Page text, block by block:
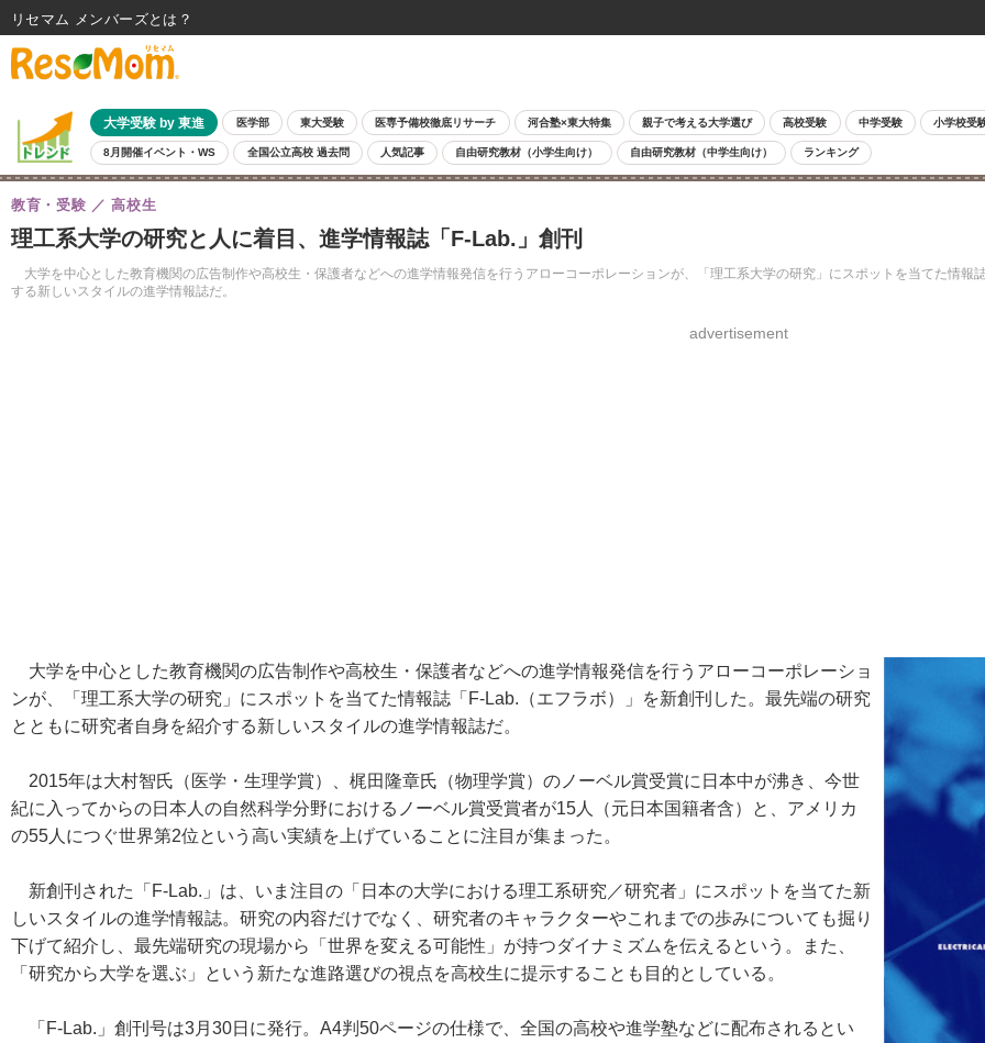
大学受験 by 東進 医学部 東大受験 医専予備校徹底リサーチ 河合塾×東大特集 親子で考える大学選び 高校受験 中学受験 小学校受
8月開催イベント・WS 全国公立高校 過去問 人気記事 自由研究教材（小学生向け） 自由研究教材（中学生向け） ランキング
理工系大学の研究と人に着目、進学情報誌「F-Lab.」創刊
大学を中心とした教育機関の広告制作や高校生・保護者などへの進学情報発信を行うアローコーポレーションが、「理工系大学の研究」にスポットを当てた情
する新しいスタイルの進学情報誌だ。
教育・受験 高校生
advertisement
大学を中心とした教育機関の広告制作や高校生・保護者などへの進学情報発信を行うアローコーポレーショ
ンが、「理工系大学の研究」にスポットを当てた情報誌「F-Lab.（エフラボ）」を新創刊した。最先端の研究
とともに研究者自身を紹介する新しいスタイルの進学情報誌だ。
2015年は大村智氏（医学・生理学賞）、梶田隆章氏（物理学賞）のノーベル賞受賞に日本中が沸き、今世
紀に入ってからの日本人の自然科学分野におけるノーベル賞受賞者が15人（元日本国籍者含）と、アメリカ
の55人につぐ世界第2位という高い実績を上げていることに注目が集まった。
新創刊された「F-Lab.」は、いま注目の「日本の大学における理工系研究／研究者」にスポットを当てた新
しいスタイルの進学情報誌。研究の内容だけでなく、研究者のキャラクターやこれまでの歩みについても掘り
下げて紹介し、最先端研究の現場から「世界を変える可能性」が持つダイナミズムを伝えるという。また、
「研究から大学を選ぶ」という新たな進路選びの視点を高校生に提示することも目的としている。
「F-Lab.」創刊号は3月30日に発行。A4判50ページの仕様で、全国の高校や進学塾などに配布されるとい
リセマム メンバーズ